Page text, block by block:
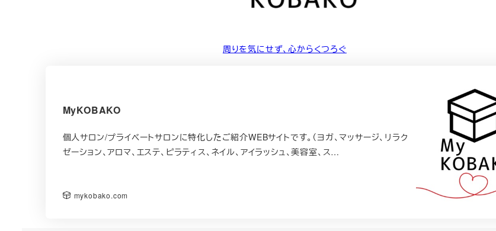
周りを気にせず、心からくつろぐ
MyKOBAKO
個人サロン/プライベートサロンに特化したご紹介WEBサイトです。（ヨガ、マッサージ、リラク
ゼーション、アロマ、エステ、ピラティス、ネイル、アイラッシュ、美容室、ス…
mykobako.com